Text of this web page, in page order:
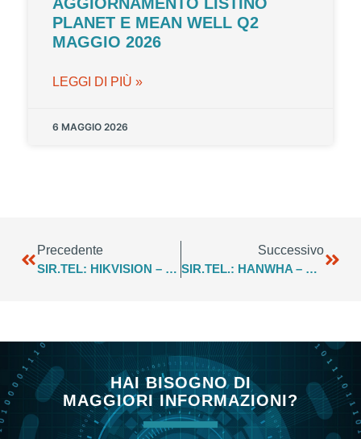
PLANET E MEAN WELL Q2
MAGGIO 2026
LEGGI DI PIÙ »
6 MAGGIO 2026
Precedente
SIR.TEL: HIKVISION – FOCUS Q3 2022
Successivo
SIR.TEL.: HANWHA – LISTINO WISENET CCTV – LUGLIO 2022
HAI BISOGNO DI
MAGGIORI INFORMAZIONI?